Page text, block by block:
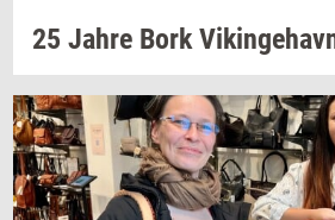
25 Jahre Bork